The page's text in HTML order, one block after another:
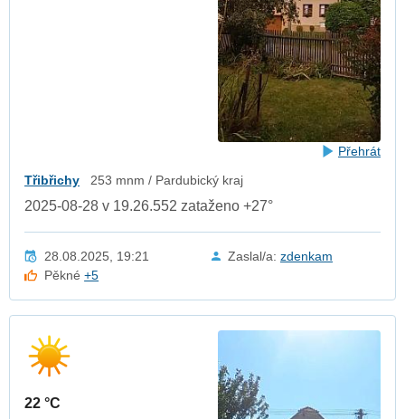
Přehrát
Třibřichy 253 mnm / Pardubický kraj
2025-08-28 v 19.26.552 zataženo +27°
28.08.2025, 19:21 Zaslal/a: zdenkam
Pěkné+5
22 °C